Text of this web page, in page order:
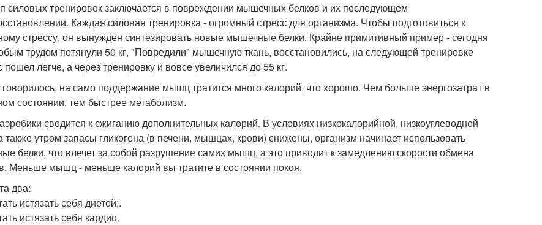
силовых тренировок заключается в повреждении мышечных белков и их последующем
Каждая силовая тренировка - огромный стресс для организма. Чтобы подготовиться к
стрессу, он вынужден синтезировать новые мышечные белки. Крайне примитивный пример - сегодня
трудом потянули 50 кг, "Повредили" мышечную ткань, восстановились, на следующей тренировке
пошел легче, а через тренировку и вовсе увеличился до 55 кг.
говорилось, на само поддержание мышц тратится много калорий, что хорошо. Чем больше энергозатрат в
состоянии, тем быстрее метаболизм.
сводится к сжиганию дополнительных калорий. В условиях низкокалорийной, низкоуглеводной
также утром запасы гликогена (в печени, мышцах, крови) снижены, организм начинает использовать
белки, что влечет за собой разрушение самих мышц, а это приводит к замедлению скорости обмена
Меньше мышц - меньше калорий вы тратите в состоянии покоя.
два:
истязать себя диетой;.
истязать себя кардио.